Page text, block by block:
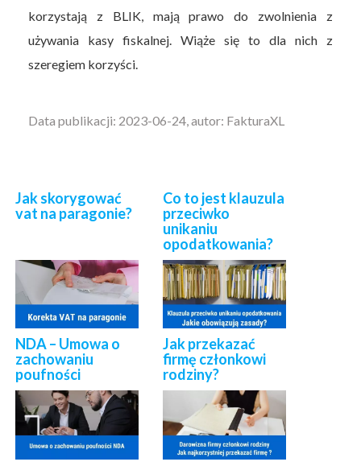
korzystają z BLIK, mają prawo do zwolnienia z
używania kasy fiskalnej. Wiąże się to dla nich z
szeregiem korzyści.
Data publikacji: 2023-06-24, autor: FakturaXL
Jak skorygować
vat na paragonie?
Co to jest klauzula
przeciwko
unikaniu
opodatkowania?
NDA – Umowa o
zachowaniu
poufności
Jak przekazać
firmę członkowi
rodziny?